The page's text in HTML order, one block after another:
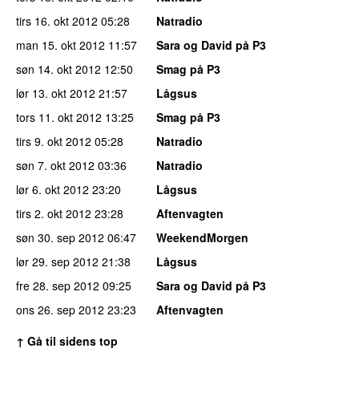
tirs 16. okt 2012 05:28
Natradio
man 15. okt 2012 11:57
Sara og David på P3
søn 14. okt 2012 12:50
Smag på P3
lør 13. okt 2012 21:57
Lågsus
tors 11. okt 2012 13:25
Smag på P3
tirs 9. okt 2012 05:28
Natradio
søn 7. okt 2012 03:36
Natradio
lør 6. okt 2012 23:20
Lågsus
tirs 2. okt 2012 23:28
Aftenvagten
søn 30. sep 2012 06:47
WeekendMorgen
lør 29. sep 2012 21:38
Lågsus
fre 28. sep 2012 09:25
Sara og David på P3
ons 26. sep 2012 23:23
Aftenvagten
↑ Gå til sidens top